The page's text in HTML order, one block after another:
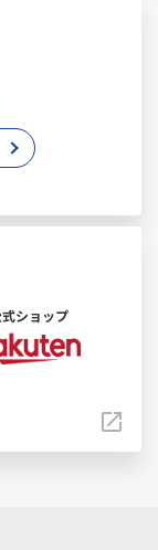
ショップ